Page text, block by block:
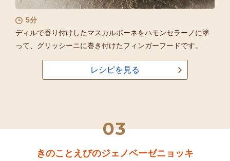
5分
ディルで香り付けしたマスカルポーネをハモンセラーノに塗
って、グリッシーニに巻き付けたフィンガーフードです。
レシピを見る
03
きのことえびのジェノベーゼニョッキ